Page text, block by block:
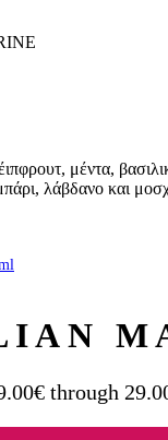
μέντα,
λάβδανο και
through